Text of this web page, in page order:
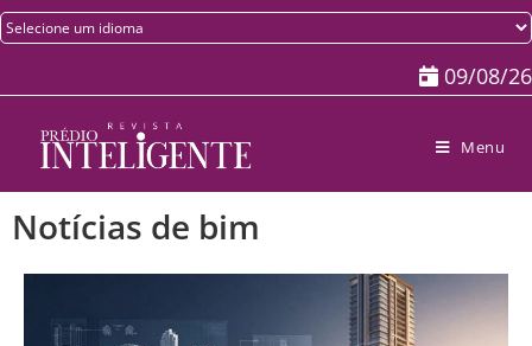
09/08/26
Menu
Notícias de bim